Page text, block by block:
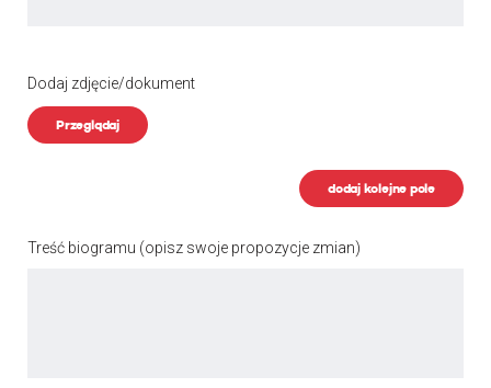
Dodaj zdjęcie/dokument
Przeglądaj
dodaj kolejne pole
Treść biogramu (opisz swoje propozycje zmian)